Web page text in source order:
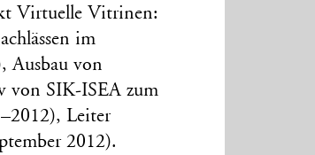
Virtuelle Vitrinen:
im
Ausbau von
von SIK-ISEA zum
Leiter
2012).